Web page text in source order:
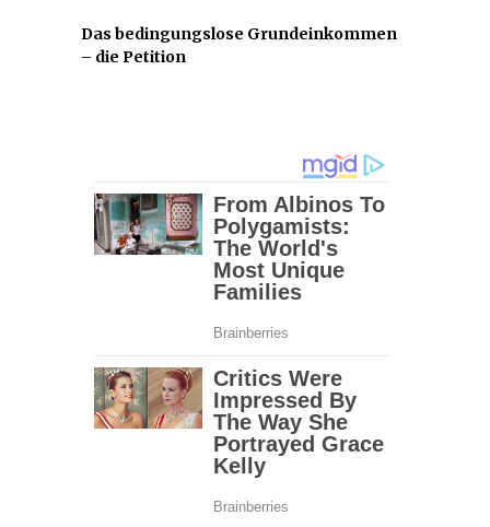
Das bedingungslose Grundeinkommen
– die Petition